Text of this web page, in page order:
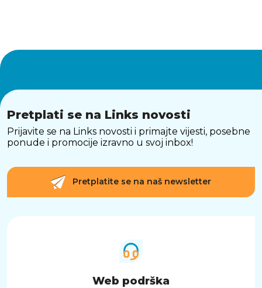
Pretplati se na Links novosti
Prijavite se na Links novosti i primajte vijesti, posebne
ponude i promocije izravno u svoj inbox!
Pretplatite se na naš newsletter
Web podrška